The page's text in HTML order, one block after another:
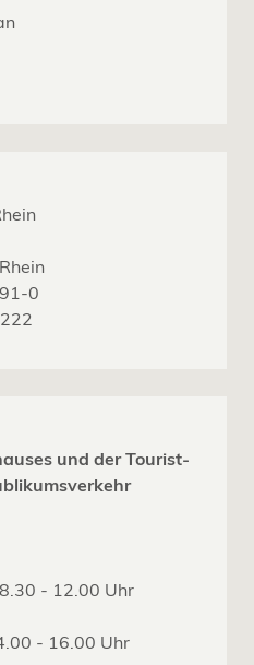
0
und der Tourist-
- 12.00 Uhr
Uhr